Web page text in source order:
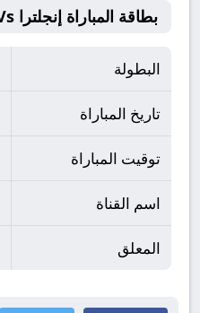
بطاقة المباراة إنجلترا Vs نيوزيلندا
البطولة
تاريخ المباراة
توقيت المباراة
اسم القناة
المعلق